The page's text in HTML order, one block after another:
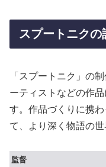
スプートニクの
「スプートニク」の
ーティストなどの作
す。作品づくりに携
て、より深く物語の世
監督